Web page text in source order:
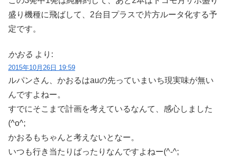
盛り機種に飛ばして、2台目プラスで片方ルータ化する予
定です。
かおる より:
2015年10月26日 19:59
ルパンさん、かおるはauの先っていまいち現実味が無い
んですよねー。
すでにそこまで計画を考えているなんて、感心しました
(^o^;
かおるもちゃんと考えないとなー。
いつも行き当たりばったりなんですよねー(^-^;